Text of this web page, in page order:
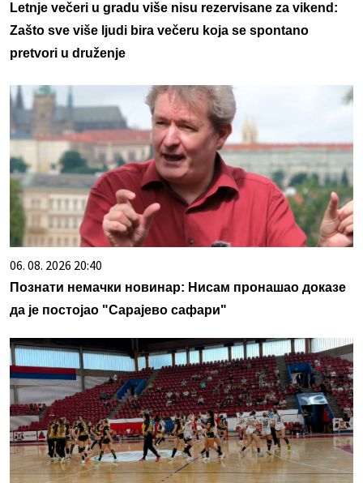
Letnje večeri u gradu više nisu rezervisane za vikend:
Zašto sve više ljudi bira večeru koja se spontano
pretvori u druženje
06. 08. 2026 20:40
Познати немачки новинар: Нисам пронашао доказе
да је постојао "Сарајево сафари"